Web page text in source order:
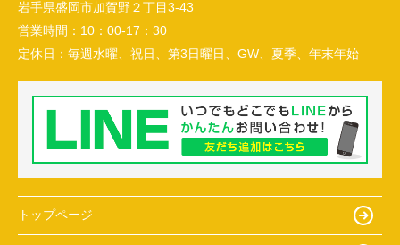
岩手県盛岡市加賀野２丁目3-43
営業時間： 10：00-17：30
定休日： 毎週水曜、祝日、第3日曜日、GW、夏季、年末年始
トップページ